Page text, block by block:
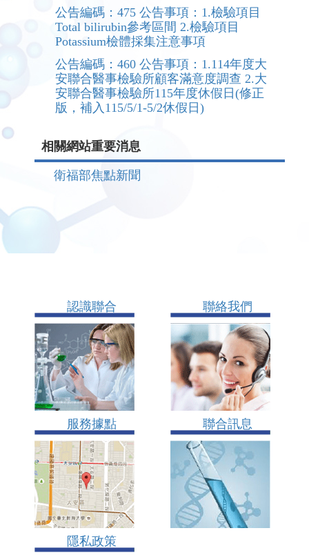
公告編碼：475 公告事項：1.檢驗項目
Total bilirubin參考區間 2.檢驗項目
Potassium檢體採集注意事項
公告編碼：460 公告事項：1.114年度大
安聯合醫事檢驗所顧客滿意度調查 2.大
安聯合醫事檢驗所115年度休假日(修正
版，補入115/5/1-5/2休假日)
相關網站重要消息
衛福部焦點新聞
認識聯合 聯絡我們
服務據點 聯合訊息
隱私政策